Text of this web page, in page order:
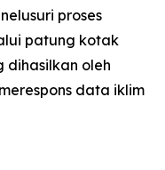
proses
patung kotak
dihasilkan oleh
data iklim